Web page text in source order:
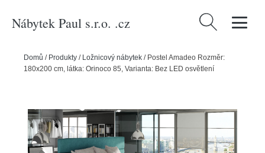
Nábytek Paul s.r.o. .cz Vyhledávání
Domů / Produkty / Ložnicový nábytek / Postel Amadeo Rozměr:
180x200 cm, látka: Orinoco 85, Varianta: Bez LED osvětlení